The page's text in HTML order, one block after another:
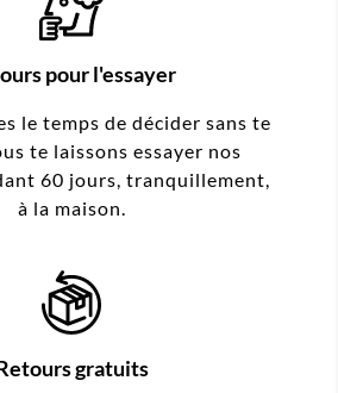
pour l'essayer
le temps de décider sans te
te laissons essayer nos
60 jours, tranquillement,
à la maison.
gratuits